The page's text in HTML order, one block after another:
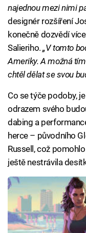
najednou mezi nimi
designér rozšíření
konečně dozvědí
Salieriho.„V tomto
Ameriky. A možná
chtěl dělat se svou
Co se týče podoby,
odrazem svého
dabing a
herce – původního
Russell, což
ještě nestrávila